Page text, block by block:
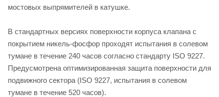
мостовых выпрямителей в катушке.
В стандартных версиях поверхности корпуса клапана с
покрытием никель-фосфор проходят испытания в солевом
тумане в течение 240 часов согласно стандарту ISO 9227.
Предусмотрена оптимизированная защита поверхности для
подвижного сектора (ISO 9227, испытания в солевом
тумане в течение 520 часов).